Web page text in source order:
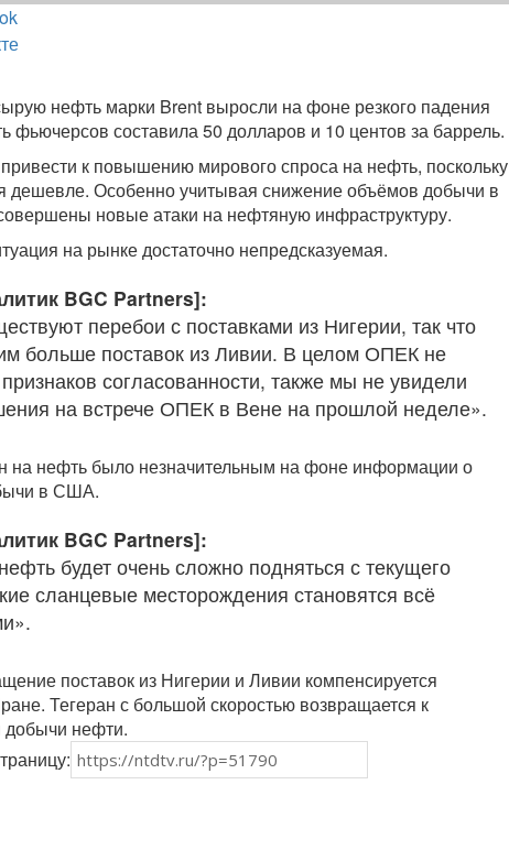
нефть марки Brent выросли на фоне резкого падения
фьючерсов составила 50 долларов и 10 центов за баррель.
к повышению мирового спроса на нефть, поскольку
дешевле. Особенно учитывая снижение объёмов добычи в
новые атаки на нефтяную инфраструктуру.
на рынке достаточно непредсказуемая.
BGC Partners]:
перебои с поставками из Нигерии, так что
больше поставок из Ливии. В целом ОПЕК не
согласованности, также мы не увидели
на встрече ОПЕК в Вене на прошлой неделе».
на нефть было незначительным на фоне информации о
в США.
BGC Partners]:
будет очень сложно подняться с текущего
сланцевые месторождения становятся всё
поставок из Нигерии и Ливии компенсируется
Тегеран с большой скоростью возвращается к
нефти.